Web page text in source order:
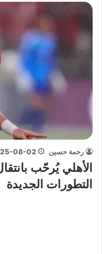
رحمة حسين 08-02
الأهلي يُرحّب
التطورات الجديدة